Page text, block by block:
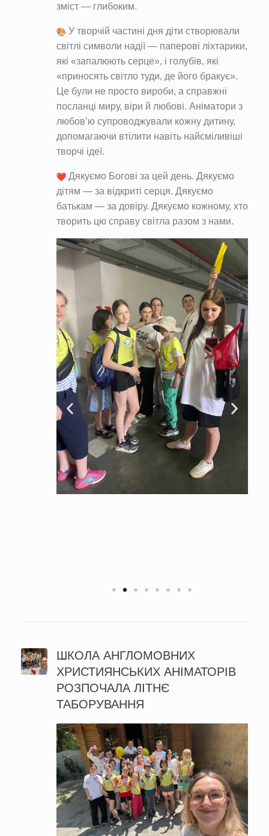
зміст — глибоким.
У творчій частині дня діти створювали
світлі символи надії — паперові ліхтарики,
які «запалюють серце», і голубів, які
«приносять світло туди, де його бракує».
Це були не просто вироби, а справжні
посланці миру, віри й любові. Аніматори з
любов’ю супроводжували кожну дитину,
допомагаючи втілити навіть найсміливіші
творчі ідеї.
Дякуємо Богові за цей день. Дякуємо
дітям — за відкриті серця. Дякуємо
батькам — за довіру. Дякуємо кожному, хто
творить цю справу світла разом з нами.
ШКОЛА АНГЛОМОВНИХ
ХРИСТИЯНСЬКИХ АНІМАТОРІВ
РОЗПОЧАЛА ЛІТНЄ
ТАБОРУВАННЯ